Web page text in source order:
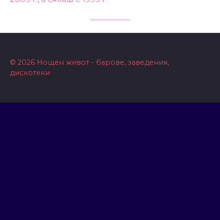
© 2026 Нощен живот - барове, заведения,
дискотеки